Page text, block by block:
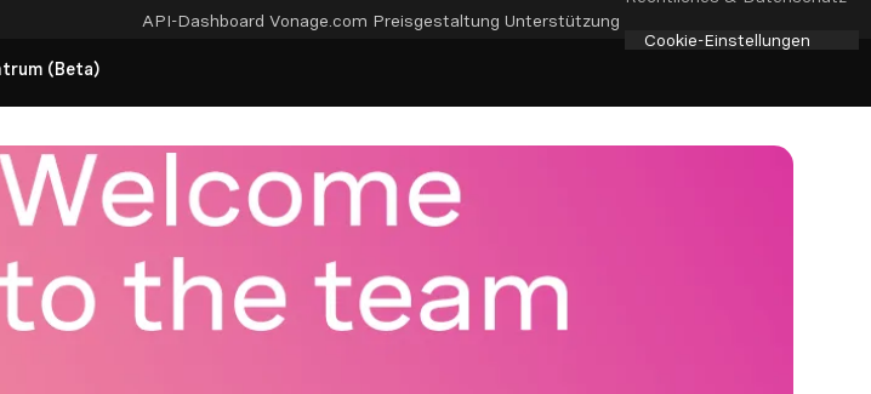
API-Dashboard Vonage.com Preisgestaltung Unterstützung
Cookie-Einstellungen
(Beta)